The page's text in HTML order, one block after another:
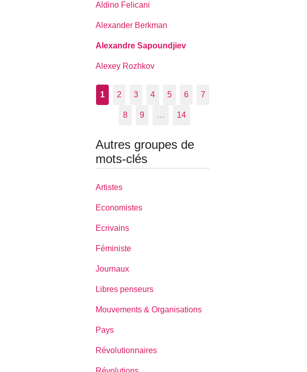
Aldino Felicani
Alexander Berkman
Alexandre Sapoundjiev
Alexey Rozhkov
1 2 3 4 5 6 7
8 9 … 14
Autres groupes de
mots-clés
Artistes
Economistes
Ecrivains
Féministe
Journaux
Libres penseurs
Mouvements & Organisations
Pays
Révolutionnaires